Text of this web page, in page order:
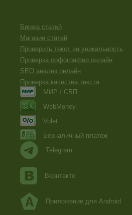
Биржа статей
Магазин статей
Проверить текст на уникальность
Проверка орфографии онлайн
SEO анализ онлайн
Проверка качества текста
МИР / СБП
WebMoney
Volet
Безналичный платеж
Telegram
Вконтакте
Приложение для Android